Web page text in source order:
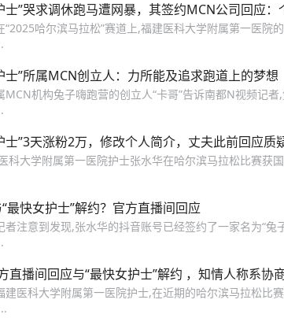
士”哭求调休跑马遭网暴，其签约MCN公司回应
“2025哈尔滨马拉松”赛道上,福建医科大学附属第一医院
士”所属MCN创立人：力所能及追求跑道上的梦想
MCN机构兔子嗨跑营的创立人“卡哥”告诉南都N视频记
士”3天涨粉2万，修改个人简介，丈夫此前回应质
科大学附属第一医院护士张水华在哈尔滨马拉松比赛获
最快女护士”解约？官方直播间回应
者注意到发现,张水华的抖音账号已经签约了一家名为“
直播间回应与“最快女护士”解约 ，知情人称系协
建医科大学附属第一医院护士,在近期的哈尔滨马拉松比